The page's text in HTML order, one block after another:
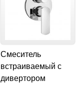
Cмеситель
встраиваемый с
дивертором